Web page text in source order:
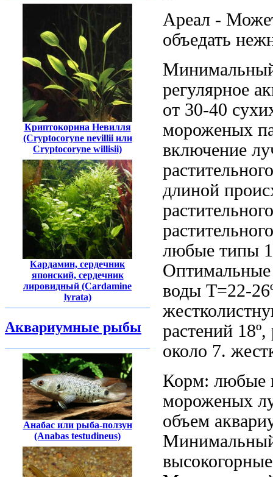
Криптокорина Невилля
(Cryptocoryne nevillii или
Cryptocoryne willisii)
Кардамин, сердечник
японский, сердечник
лировидный (Cardamine
lyrata)
Аквариумные рыбы
Анабас или рыба-ползун
(Anabas testudineus)
Ареал -
объедать
регулярное
от 30-40
мороженых
включение
растительного
длиной
любые типы
воды Т=22-
растений
около 7.
Корм: любые
мороженых
объем